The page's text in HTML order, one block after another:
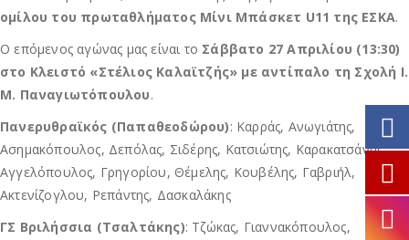
ομίλου του πρωταθλήματος Μίνι Μπάσκετ U11 της ΕΣΚΑ.
Ο επόμενος αγώνας μας είναι το Σάββατο 27 Απριλίου (13:30)
στο Κλειστό «Στέλιος Καλαϊτζής» με αντίπαλο τη Σχολή Ι.
Μ. Παναγιωτόπουλου.
Πανερυθραϊκός (Παπαθεοδώρου): Καρράς, Ανωγιάτης,
Ασημακόπουλος, Δεπόλας, Σιδέρης, Κατσιώτης, Καρακατσάνης,
Αγγελόπουλος, Γρηγορίου, Θέμελης, Κουβέλης, Γαβριήλ,
Ακτενίζογλου, Ρεπάντης, Δασκαλάκης
ΓΣ Βριλήσσια (Τσαλτάκης): Τζώκας, Γιαννακόπουλος,